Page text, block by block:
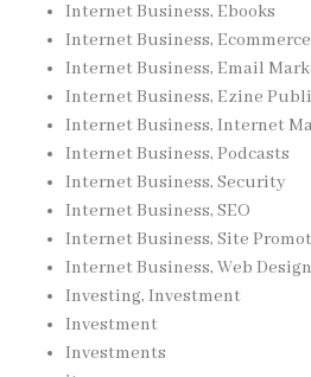
Internet Business, Ebooks
Internet Business, Ecommerce
Internet Business, Email
Internet Business, Ezine
Internet Business, Internet
Internet Business, Podcasts
Internet Business, Security
Internet Business, SEO
Internet Business, Site
Internet Business, Web Design
Investing, Investment
Investment
Investments